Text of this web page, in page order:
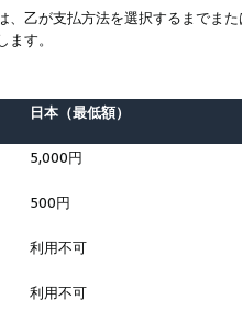
乙が支払方法を選択するまでま
す。
日本（最低額）
5,000円
500円
利用不可
利用不可